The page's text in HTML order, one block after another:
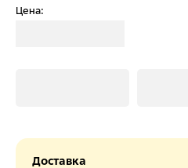
Цена:
Доставка